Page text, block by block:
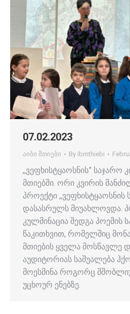
07.02.2023
აიბი მთიები By ibmthiebi
,,ვეფხისტყაოსნის” საჯარო
მთიებში. ორი კვირის
პროექტი ,,ვეფხისტყაოსნის
დასასრულს მიუახლოვდა.
კულმინაცია შედგა პოემის
წაკითხვით, რომელშიც
მთიების ყველა მოსწავლე
აუდიტორიას საშუალება
მოესმინა როგორც
უცხოურ ენებზე.